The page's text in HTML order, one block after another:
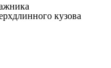
кузова